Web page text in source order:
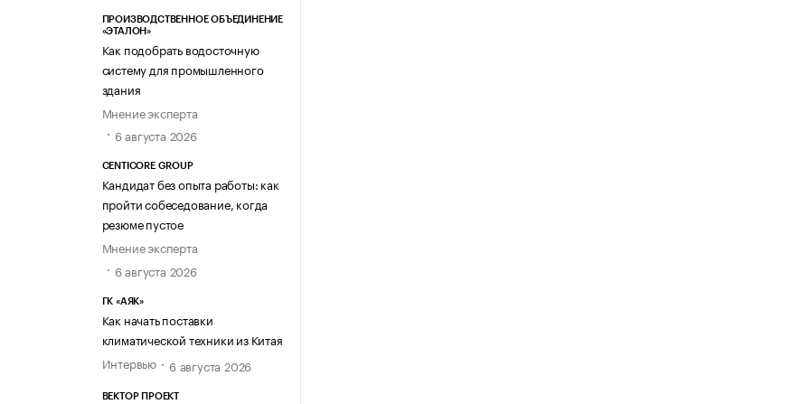
ПРОИЗВОДСТВЕННОЕ ОБЪЕДИНЕНИЕ
«ЭТАЛОН»
Как подобрать водосточную
систему для промышленного
здания
Мнение эксперта
6 августа 2026
CENTICORE GROUP
Кандидат без опыта работы: как
пройти собеседование, когда
резюме пустое
Мнение эксперта
6 августа 2026
ГК «АЯК»
Как начать поставки
климатической техники из Китая
Интервью
6 августа 2026
ВЕКТОР ПРОЕКТ